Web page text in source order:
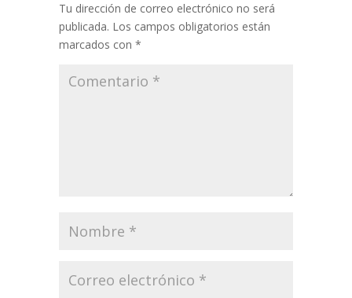
Tu dirección de correo electrónico no será
publicada. Los campos obligatorios están
marcados con *